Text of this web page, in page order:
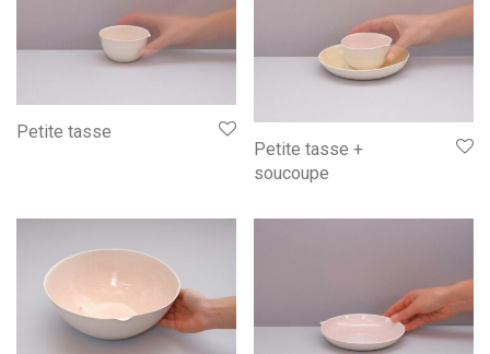
Petite tasse
Petite tasse +
soucoupe